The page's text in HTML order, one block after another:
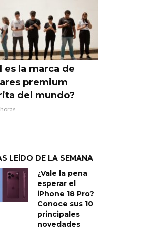
es la marca de
premium
del mundo?
LEÍDO DE LA SEMANA
¿Vale la pena
esperar el
iPhone 18 Pro?
Conoce sus 10
principales
novedades